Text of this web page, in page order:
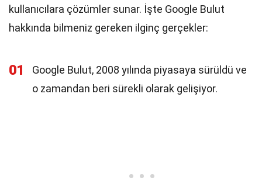
kullanıcılara çözümler sunar. İşte Google Bulut
hakkında bilmeniz gereken ilginç gerçekler:
01
Google Bulut, 2008 yılında piyasaya sürüldü ve
o zamandan beri sürekli olarak gelişiyor.